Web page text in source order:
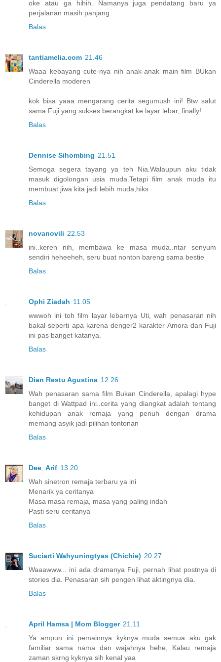
oke atau ga hihih. Namanya juga pendatang baru ya
perjalanan masih panjang.
Balas
tantiamelia.com 21.46
Waaa kebayang cute-nya nih anak-anak main film BUkan
Cinderella moderen
kok bisa yaaa mengarang cerita segumush ini! Btw salut
sama Fuji yang sukses berangkat ke layar lebar, finally!
Balas
Dennise Sihombing 21.51
Semoga segera tayang ya teh Nia.Walaupun aku tidak
masuk digolongan usia muda.Tetapi film anak muda itu
membuat jiwa kita jadi lebih muda,hiks
Balas
novanovili 22.53
ini..keren nih, membawa ke masa muda..ntar senyum
sendiri heheeheh, seru buat nonton bareng sama bestie
Balas
Ophi Ziadah 11.05
wwwoh ini toh film layar lebarnya Uti, wah penasaran nih
bakal seperti apa karena denger2 karakter Amora dan Fuji
ini pas banget katanya.
Balas
Dian Restu Agustina 12.26
Wah penasaran sama film Bukan Cinderella, apalagi hype
banget di Wattpad ini..cerita yang diangkat adalah tentang
kehidupan anak remaja yang penuh dengan drama
memang asyik jadi pilihan tontonan
Balas
Dee_Arif 13.20
Wah sinetron remaja terbaru ya ini
Menarik ya ceritanya
Masa masa remaja, masa yang paling indah
Pasti seru ceritanya
Balas
Suciarti Wahyuningtyas (Chichie) 20.27
Waaawww... ini ada dramanya Fuji, pernah lihat postnya di
stories dia. Penasaran sih pengen lihat aktingnya dia.
Balas
April Hamsa | Mom Blogger 21.11
Ya ampun ini pemainnya kyknya muda semua aku gak
familiar sama nama dan wajahnya hehe, Kalau remaja
zaman skrng kyknya sih kenal yaa